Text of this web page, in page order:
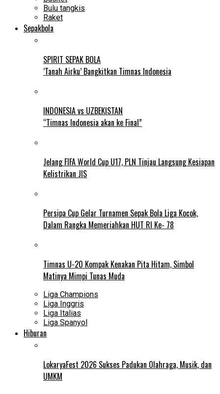
Bulu tangkis
Raket
Sepakbola
SPIRIT SEPAK BOLA
‘Tanah Airku’ Bangkitkan Timnas Indonesia
INDONESIA vs UZBEKISTAN
“Timnas Indonesia akan ke Final”
Jelang FIFA World Cup U17, PLN Tinjau Langsung Kesiapan
Kelistrikan JIS
Persipa Cup Gelar Turnamen Sepak Bola Liga Kocok,
Dalam Rangka Memeriahkan HUT RI Ke- 78
Timnas U-20 Kompak Kenakan Pita Hitam, Simbol
Matinya Mimpi Tunas Muda
Liga Champions
Liga Inggris
Liga Italias
Liga Spanyol
Hiburan
LokaryaFest 2026 Sukses Padukan Olahraga, Musik, dan
UMKM